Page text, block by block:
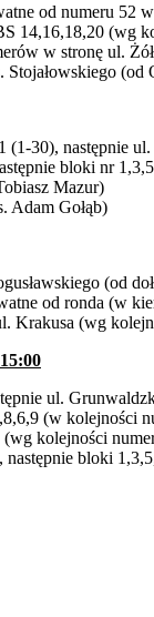
od numeru 52
14,16,18,20 (wg
w stronę ul.
(1-30), następnie
bloki nr
Mazur)
Adam Gołąb)
(od
od ronda (w
Krakusa (wg
ul.
(w kolejności
kolejności
bloki